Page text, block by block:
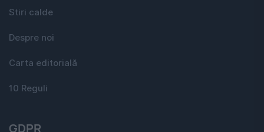
Stiri calde
Despre noi
Carta editorială
10 Reguli
GDPR